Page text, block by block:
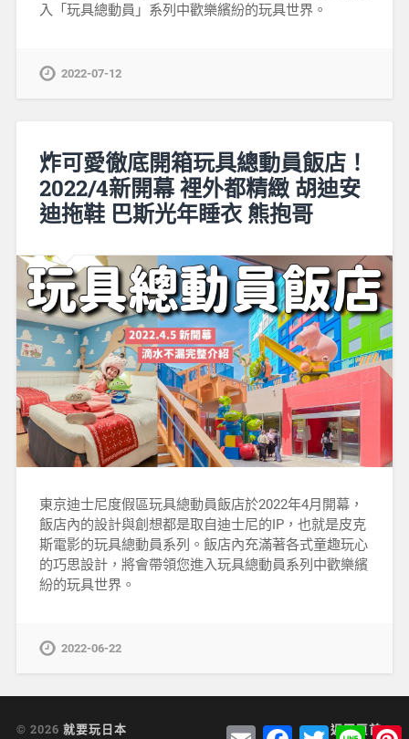
入「玩具總動員」系列中歡樂繽紛的玩具世界。
2022-07-12
炸可愛徹底開箱玩具總動員飯店！
2022/4新開幕 裡外都精緻 胡迪安
迪拖鞋 巴斯光年睡衣 熊抱哥
東京迪士尼度假區玩具總動員飯店於2022年4月開幕，
飯店內的設計與創想都是取自迪士尼的IP，也就是皮克
斯電影的玩具總動員系列。飯店內充滿著各式童趣玩心
的巧思設計，將會帶領您進入玩具總動員系列中歡樂繽
紛的玩具世界。
2022-06-22
© 2026 就要玩日本 返回頁首 ↑
Email Facebook
TwitterLine